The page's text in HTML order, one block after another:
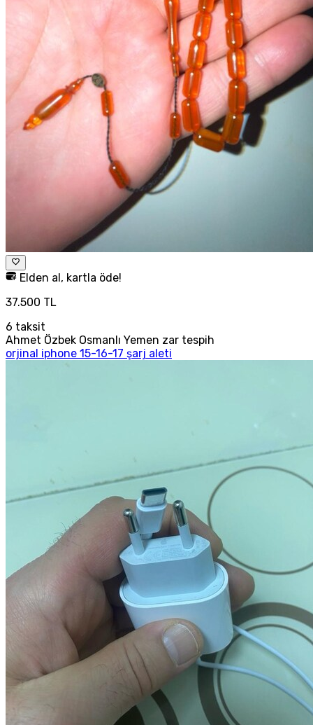
Elden al, kartla öde!
37.500 TL
6 taksit
Ahmet Özbek Osmanlı Yemen zar tespih
orjinal iphone 15-16-17 şarj aleti